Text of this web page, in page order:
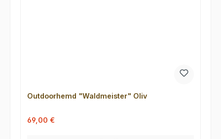
Outdoorhemd "Waldmeister" Oliv
Verkaufspreis:
69,00 €